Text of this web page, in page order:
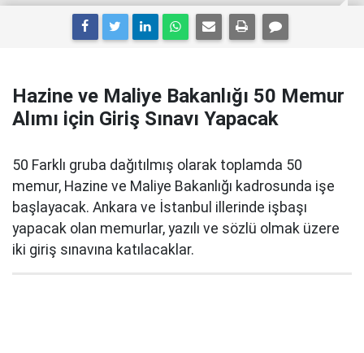
Hazine ve Maliye Bakanlığı 50 Memur
Alımı için Giriş Sınavı Yapacak
50 Farklı gruba dağıtılmış olarak toplamda 50
memur, Hazine ve Maliye Bakanlığı kadrosunda işe
başlayacak. Ankara ve İstanbul illerinde işbaşı
yapacak olan memurlar, yazılı ve sözlü olmak üzere
iki giriş sınavına katılacaklar.